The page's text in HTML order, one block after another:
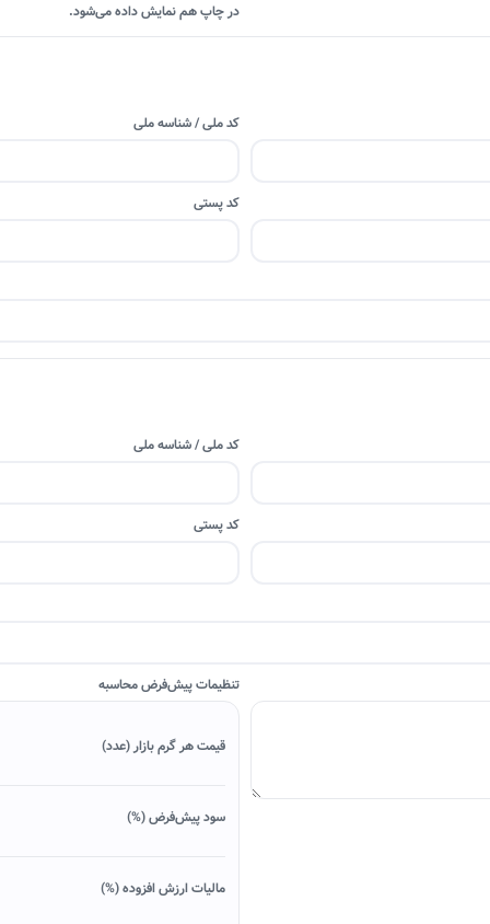
در چاپ هم نمایش داده می‌شود.
کد ملی / شناسه ملی
کد پستی
کد ملی / شناسه ملی
کد پستی
تنظیمات پیش‌فرض محاسبه
قیمت هر گرم بازار (عدد)
سود پیش‌فرض (%)
مالیات ارزش افزوده (%)